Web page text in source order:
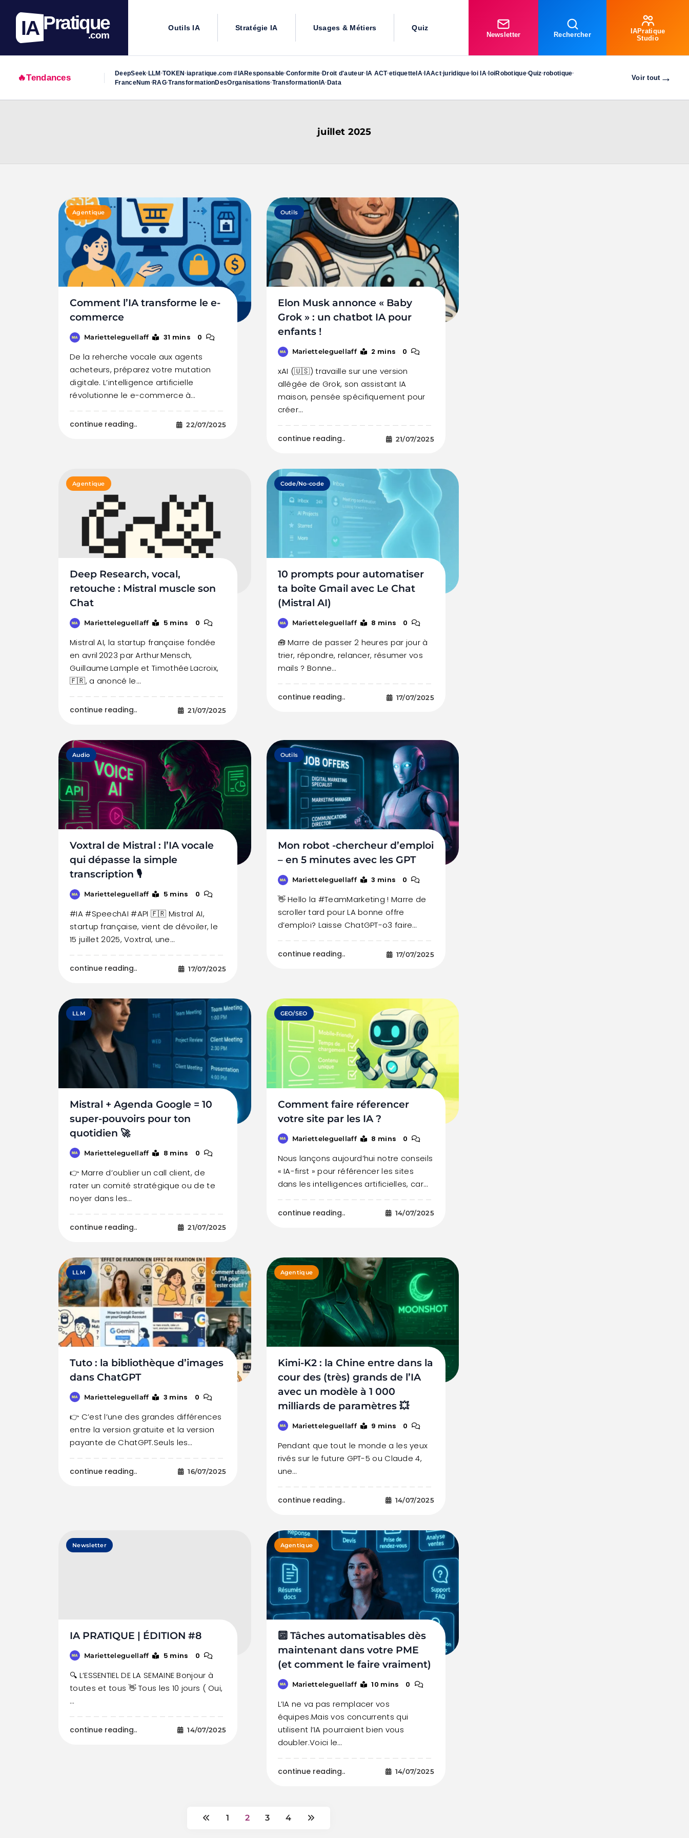
IA Pratique
.com
Outils IA Stratégie IA Usages & Métiers Quiz
Newsletter Rechercher
IAPratique
Studio
🔥Tendances DeepSeek• LLM •TOKEN•iapratique.com•#IAResponsable•Conformite• Droit d'auteur• IA ACT•etiquetteIA• IAAct•juridique• loi IA• loiRobotique•Quiz•robotique•
FranceNum • RAG•TransformationDesOrganisations•TransformationIA• Data
Voir tout→
juillet 2025
Agentique
Comment l’IA transforme le e-
commerce
Marietteleguellaff 31 mins 0
De la reherche vocale aux agents
acheteurs, préparez votre mutation
digitale. L’intelligence artificielle
révolutionne le e-commerce à…
continue reading.. 22/07/2025
Outils
Elon Musk annonce « Baby
Grok » : un chatbot IA pour
enfants !
Marietteleguellaff 2 mins 0
xAI (🇺🇸) travaille sur une version
allégée de Grok, son assistant IA
maison, pensée spécifiquement pour
créer…
continue reading.. 21/07/2025
Agentique
Deep Research, vocal,
retouche : Mistral muscle son
Chat
Marietteleguellaff 5 mins 0
Mistral AI, la startup française fondée
en avril 2023 par Arthur Mensch,
Guillaume Lample et Timothée Lacroix,
🇫🇷, a anoncé le…
continue reading.. 21/07/2025
Code/No-code
10 prompts pour automatiser
ta boîte Gmail avec Le Chat
(Mistral AI)
Marietteleguellaff 8 mins 0
🧰 Marre de passer 2 heures par jour à
trier, répondre, relancer, résumer vos
mails ? Bonne…
continue reading.. 17/07/2025
Audio
Voxtral de Mistral : l’IA vocale
qui dépasse la simple
transcription 🎙️
Marietteleguellaff 5 mins 0
#IA #SpeechAI #API 🇫🇷 Mistral AI,
startup française, vient de dévoiler, le
15 juillet 2025, Voxtral, une…
continue reading.. 17/07/2025
Outils
Mon robot -chercheur d’emploi
– en 5 minutes avec les GPT
Marietteleguellaff 3 mins 0
👋 Hello la #TeamMarketing ! Marre de
scroller tard pour LA bonne offre
d’emploi? Laisse ChatGPT-o3 faire…
continue reading.. 17/07/2025
LLM
Mistral + Agenda Google = 10
super-pouvoirs pour ton
quotidien 🚀
Marietteleguellaff 8 mins 0
👉 Marre d’oublier un call client, de
rater un comité stratégique ou de te
noyer dans les…
continue reading.. 21/07/2025
GEO/SEO
Comment faire réferencer
votre site par les IA ?
Marietteleguellaff 8 mins 0
Nous lançons aujourd’hui notre conseils
« IA-first » pour référencer les sites
dans les intelligences artificielles, car…
continue reading.. 14/07/2025
LLM
Tuto : la bibliothèque d’images
dans ChatGPT
Marietteleguellaff 3 mins 0
👉 C’est l’une des grandes différences
entre la version gratuite et la version
payante de ChatGPT.Seuls les…
continue reading.. 16/07/2025
Agentique
Kimi-K2 : la Chine entre dans la
cour des (très) grands de l’IA
avec un modèle à 1 000
milliards de paramètres 💥
Marietteleguellaff 9 mins 0
Pendant que tout le monde a les yeux
rivés sur le future GPT-5 ou Claude 4,
une…
continue reading.. 14/07/2025
Newsletter
IA PRATIQUE | ÉDITION #8
Marietteleguellaff 5 mins 0
🔍 L’ESSENTIEL DE LA SEMAINE Bonjour à
toutes et tous 👋 Tous les 10 jours ( Oui,
…
continue reading.. 14/07/2025
Agentique
🔟 Tâches automatisables dès
maintenant dans votre PME
(et comment le faire vraiment)
Marietteleguellaff 10 mins 0
L’IA ne va pas remplacer vos
équipes.Mais vos concurrents qui
utilisent l’IA pourraient bien vous
doubler.Voici le…
continue reading.. 14/07/2025
1 2 3 4